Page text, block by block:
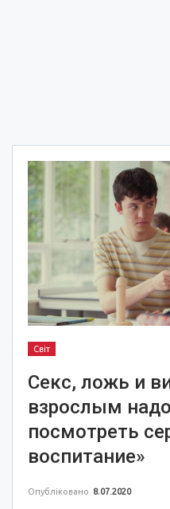
Світ
Секс, ложь и
взрослым
посмотреть
воспитание»
Опубліковано 8.07.2020